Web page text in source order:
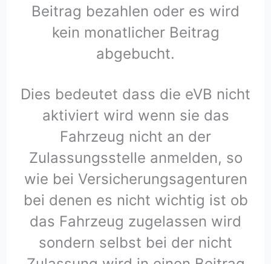
Beitrag bezahlen oder es wird
kein monatlicher Beitrag
abgebucht.
Dies bedeutet dass die eVB nicht
aktiviert wird wenn sie das
Fahrzeug nicht an der
Zulassungsstelle anmelden, so
wie bei Versicherungsagenturen
bei denen es nicht wichtig ist ob
das Fahrzeug zugelassen wird
sondern selbst bei der nicht